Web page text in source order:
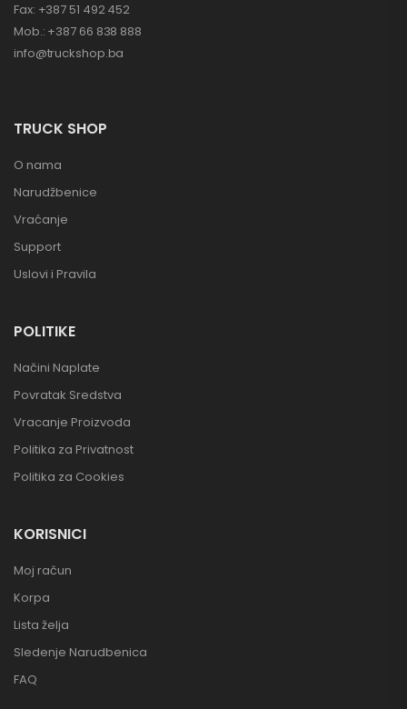
Fax: +387 51 492 452
Mob.: +387 66 838 888
info@truckshop.ba
TRUCK SHOP
O nama
Narudžbenice
Vraćanje
Support
Uslovi i Pravila
POLITIKE
Načini Naplate
Povratak Sredstva
Vracanje Proizvoda
Politika za Privatnost
Politika za Cookies
KORISNICI
Moj račun
Korpa
Lista želja
Sledenje Narudbenica
FAQ